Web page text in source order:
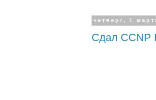
четверг, 1
Сдал CCNP